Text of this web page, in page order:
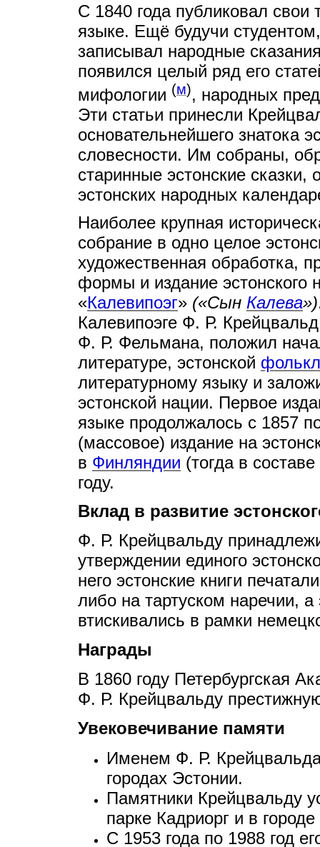
С 1840 года публиковал свои
языке. Ещё будучи
записывал народные
появился целый ряд его
мифологии (м), народных
Эти статьи принесли
основательнейшего знатока
словесности. Им собраны,
старинные эстонские сказки,
эстонских народных
Наиболее крупная
собрание в одно целое
художественная обработка,
формы и издание эстонского
«Калевипоэг» («Сын Калева»)
Калевипоэге Ф. Р.
Ф. Р. Фельмана, положил
литературе, эстонской
литературному языку и
эстонской нации. Первое
языке продолжалось с 1857
(массовое) издание на
в Финляндии (тогда в составе
году.
Вклад в развитие
Ф. Р. Крейцвальду
утверждении единого
него эстонские книги
либо на тартуском наречии, а
втискивались в рамки
Награды
В 1860 году Петербургская
Ф. Р. Крейцвальду
Увековечивание памяти
Именем Ф. Р.
городах Эстонии.
Памятники Крейцвальду
парке Кадриорг и в городе
С 1953 года по 1988 год